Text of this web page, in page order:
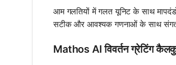
आम गलतियों में गलत यूनिट के साथ
सटीक और आवश्यक गणनाओं के साथ संगत
Mathos AI विवर्तन ग्रेटिंग